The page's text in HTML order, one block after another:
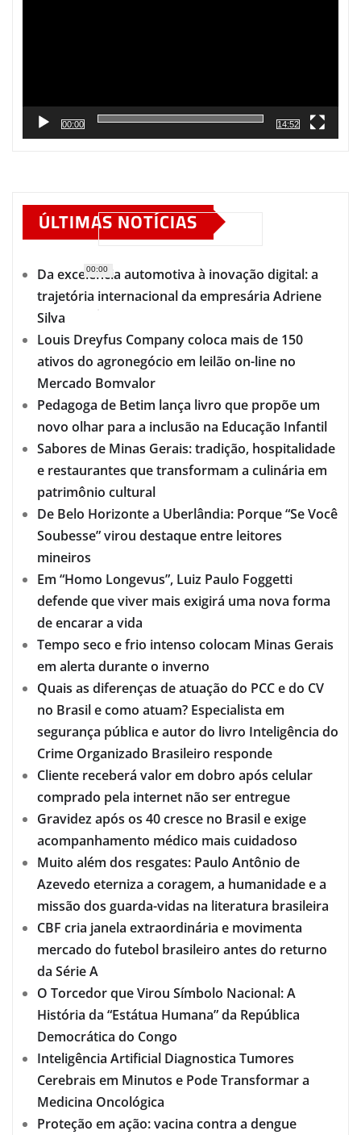
00:00
00:00
14:52
ÚLTIMAS NOTÍCIAS
Da excelência automotiva à inovação digital: a
trajetória internacional da empresária Adriene
Silva
Louis Dreyfus Company coloca mais de 150
ativos do agronegócio em leilão on-line no
Mercado Bomvalor
Pedagoga de Betim lança livro que propõe um
novo olhar para a inclusão na Educação Infantil
Sabores de Minas Gerais: tradição, hospitalidade
e restaurantes que transformam a culinária em
patrimônio cultural
De Belo Horizonte a Uberlândia: Porque “Se Você
Soubesse” virou destaque entre leitores
mineiros
Em “Homo Longevus”, Luiz Paulo Foggetti
defende que viver mais exigirá uma nova forma
de encarar a vida
Tempo seco e frio intenso colocam Minas Gerais
em alerta durante o inverno
Quais as diferenças de atuação do PCC e do CV
no Brasil e como atuam? Especialista em
segurança pública e autor do livro Inteligência do
Crime Organizado Brasileiro responde
Cliente receberá valor em dobro após celular
comprado pela internet não ser entregue
Gravidez após os 40 cresce no Brasil e exige
acompanhamento médico mais cuidadoso
Muito além dos resgates: Paulo Antônio de
Azevedo eterniza a coragem, a humanidade e a
missão dos guarda-vidas na literatura brasileira
CBF cria janela extraordinária e movimenta
mercado do futebol brasileiro antes do returno
da Série A
O Torcedor que Virou Símbolo Nacional: A
História da “Estátua Humana” da República
Democrática do Congo
Inteligência Artificial Diagnostica Tumores
Cerebrais em Minutos e Pode Transformar a
Medicina Oncológica
Proteção em ação: vacina contra a dengue